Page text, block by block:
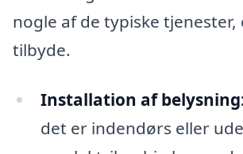
nogle af de typiske
tilbyde.
Installation af
det er indendørs eller